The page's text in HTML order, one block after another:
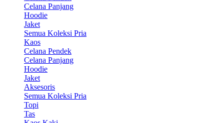
Celana Panjang
Hoodie
Jaket
Semua Koleksi Pria
Kaos
Celana Pendek
Celana Panjang
Hoodie
Jaket
Aksesoris
Semua Koleksi Pria
Topi
Tas